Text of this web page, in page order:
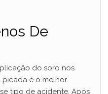
De
do soro nos
picada é o melhor
tipo de acidente. Após